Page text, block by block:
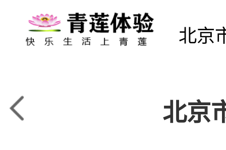
北京
北京